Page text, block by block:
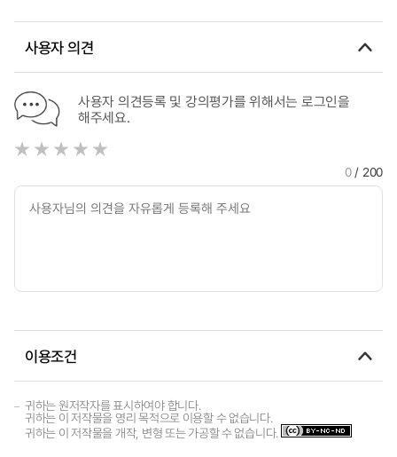
사용자 의견
사용자 의견등록 및 강의평가를 위해서는 로그인을
해주세요.
0/ 200
이용조건
귀하는 원저작자를 표시하여야 합니다.
귀하는 이 저작물을 영리 목적으로 이용할 수 없습니다.
귀하는 이 저작물을 개작, 변형 또는 가공할 수 없습니다.